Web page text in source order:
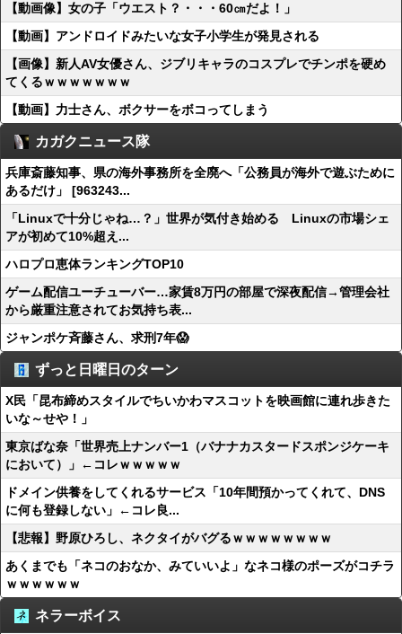
【動画像】女の子「ウエスト？・・・60㎝だよ！」
【動画】アンドロイドみたいな女子小学生が発見される
【画像】新人AV女優さん、ジブリキャラのコスプレでチンポを硬め
てくるｗｗｗｗｗｗｗ
【動画】力士さん、ボクサーをボコってしまう
カガクニュース隊
兵庫斎藤知事、県の海外事務所を全廃へ「公務員が海外で遊ぶために
あるだけ」 [963243...
「Linuxで十分じゃね…？」世界が気付き始める Linuxの市場シェ
アが初めて10%超え...
ハロプロ恵体ランキングTOP10
ゲーム配信ユーチューバー…家賃8万円の部屋で深夜配信→管理会社
から厳重注意されてお気持ち表...
ジャンポケ斉藤さん、求刑7年😱
ずっと日曜日のターン
X民「昆布締めスタイルでちいかわマスコットを映画館に連れ歩きた
いな～せや！」
東京ばな奈「世界売上ナンバー1（バナナカスタードスポンジケーキ
において）」←コレｗｗｗｗｗ
ドメイン供養をしてくれるサービス「10年間預かってくれて、DNS
に何も登録しない」←コレ良...
【悲報】野原ひろし、ネクタイがバグるｗｗｗｗｗｗｗｗ
あくまでも「ネコのおなか、みていいよ」なネコ様のポーズがコチラ
ｗｗｗｗｗｗ
ネラーボイス